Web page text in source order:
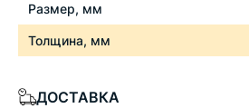
Размер, мм
Толщина, мм
ДОСТАВКА